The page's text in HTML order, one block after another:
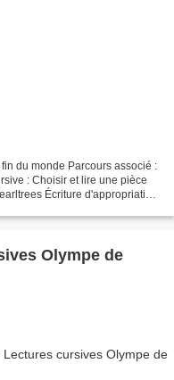
du monde Parcours associé :
: Choisir et lire une pièce
Écriture d'appropriation
Olympe de